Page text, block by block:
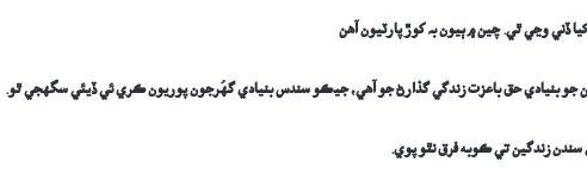
ڏني وڃي ٿي. چين ۾ ٻيون بہ کوڙ پارٽيون آھن
جو بنيادي حق باعزت زندگي گذارڻ جو آهي، جيڪو سندس بنيادي گهُرجون پوريون ڪري ئي ڏيئي سگهجي ٿو.
زندگين تي ڪوبه فرق نٿو پوي.